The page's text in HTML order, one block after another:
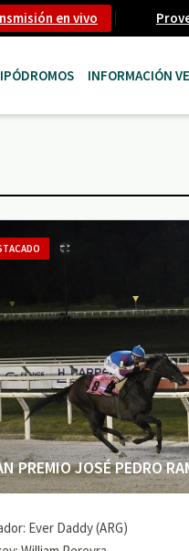
en vivo
INFORMACIÓN
PREMIO JOSÉ PEDRO
Ever Daddy (ARG)